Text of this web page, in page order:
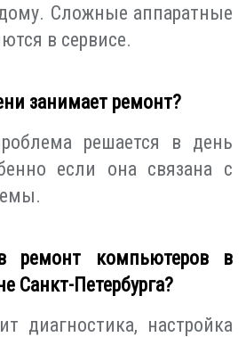
Сложные аппаратные
в сервисе.
занимает ремонт?
решается в день
если она связана с
ремонт компьютеров в
Санкт-Петербурга?
диагностика, настройка